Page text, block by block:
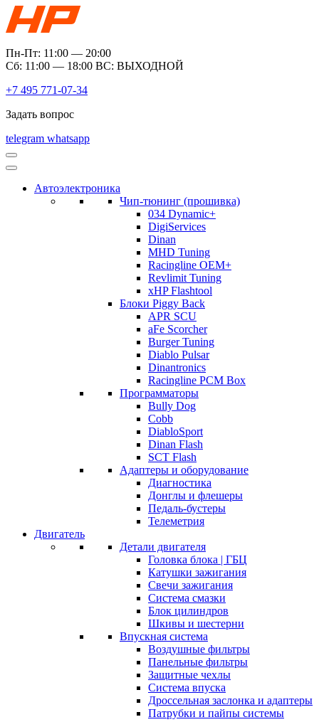
Пн-Пт: 11:00 — 20:00
Сб: 11:00 — 18:00 ВС: ВЫХОДНОЙ
+7 495 771-07-34
Задать вопрос
telegram whatsapp
Автоэлектроника
Чип-тюнинг (прошивка)
034 Dynamic+
DigiServices
Dinan
MHD Tuning
Racingline OEM+
Revlimit Tuning
xHP Flashtool
Блоки Piggy Back
APR SCU
aFe Scorcher
Burger Tuning
Diablo Pulsar
Dinantronics
Racingline PCM Box
Программаторы
Bully Dog
Cobb
DiabloSport
Dinan Flash
SCT Flash
Адаптеры и оборудование
Диагностика
Донглы и флешеры
Педаль-бустеры
Телеметрия
Двигатель
Детали двигателя
Головка блока | ГБЦ
Катушки зажигания
Свечи зажигания
Система смазки
Блок цилиндров
Шкивы и шестерни
Впускная система
Воздушные фильтры
Панельные фильтры
Защитные чехлы
Система впуска
Дроссельная заслонка и адаптеры
Патрубки и пайпы системы